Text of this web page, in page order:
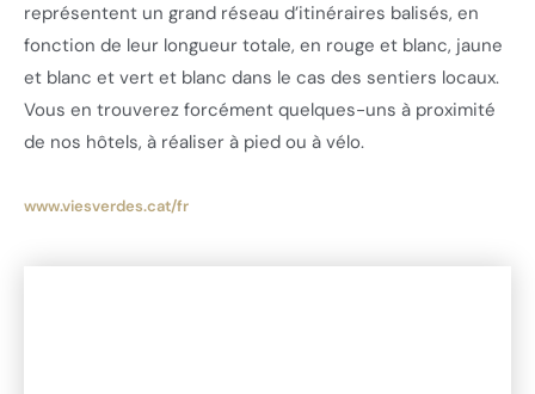
représentent un grand réseau d’itinéraires balisés, en
fonction de leur longueur totale, en rouge et blanc, jaune
et blanc et vert et blanc dans le cas des sentiers locaux.
Vous en trouverez forcément quelques-uns à proximité
de nos hôtels, à réaliser à pied ou à vélo.
www.viesverdes.cat/fr